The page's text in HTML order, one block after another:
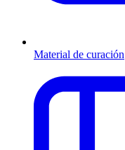
Material de curación